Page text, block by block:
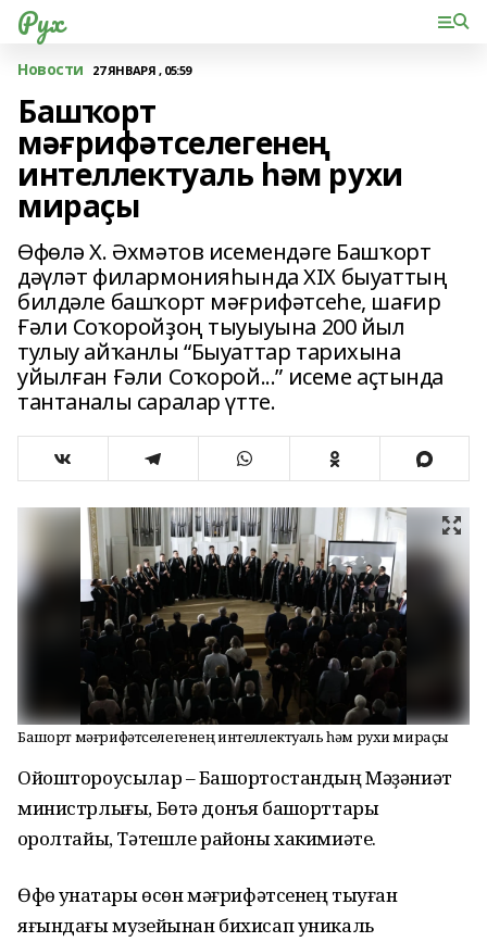
Рух
Новости 27 ЯНВАРЯ , 05:59
Башҡорт
мәғрифәтселегенең
интеллектуаль һәм рухи
мираҫы
Өфөлә Х. Әхмәтов исемендәге Башҡорт
дәүләт филармонияһында XIX быуаттың
билдәле башҡорт мәғрифәтсеһе, шағир
Ғәли Соҡоройҙоң тыуыуына 200 йыл
тулыу айҡанлы “Быуаттар тарихына
уйылған Ғәли Соҡорой...” исеме аҫтында
тантаналы саралар үтте.
Башҡорт мәғрифәтселегенең интеллектуаль һәм рухи мираҫы
Ойоштороусылар – Башҡортостандың Мәҙәниәт
министрлығы, Бөтә донъя башҡорттары
ҡоролтайы, Тәтешле районы хакимиәте.
Өфө ҡунаҡтары өсөн мәғрифәтсенең тыуған
яғындағы музейынан бихисап уникаль